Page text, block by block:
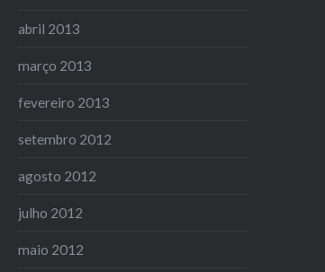
abril 2013
março 2013
fevereiro 2013
setembro 2012
agosto 2012
julho 2012
maio 2012